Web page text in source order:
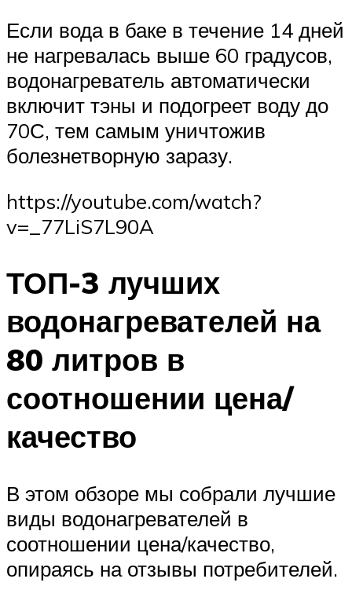
Если вода в баке в течение 14 дней
не нагревалась выше 60 градусов,
водонагреватель автоматически
включит тэны и подогреет воду до
70С, тем самым уничтожив
болезнетворную заразу.
https://youtube.com/watch?
v=_77LiS7L90A
ТОП-3 лучших
водонагревателей на
80 литров в
соотношении цена/
качество
В этом обзоре мы собрали лучшие
виды водонагревателей в
соотношении цена/качество,
опираясь на отзывы потребителей.